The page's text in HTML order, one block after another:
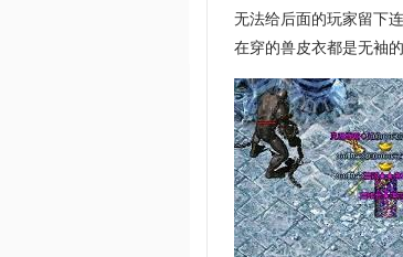
无法给后面的玩家留下
在穿的兽皮衣都是无袖